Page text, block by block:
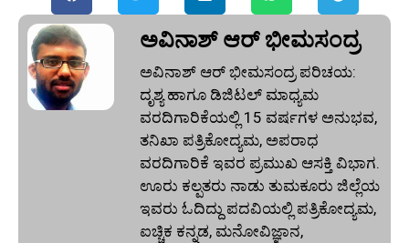
ಅವಿನಾಶ್‌ ಆರ್‌ ಭೀಮಸಂದ್ರ
ಅವಿನಾಶ್‌ ಆರ್‌ ಭೀಮಸಂದ್ರ ಪರಿಚಯ:
ದೃಶ್ಯ ಹಾಗೂ ಡಿಜಿಟಲ್ ಮಾಧ್ಯಮ
ವರದಿಗಾರಿಕೆಯಲ್ಲಿ 15 ವರ್ಷಗಳ ಅನುಭವ,
ತನಿಖಾ ಪತ್ರಿಕೋದ್ಯಮ, ಅಪರಾಧ
ವರದಿಗಾರಿಕೆ ಇವರ ಪ್ರಮುಖ ಆಸಕ್ತಿ ವಿಭಾಗ.
ಊರು ಕಲ್ಪತರು ನಾಡು ತುಮಕೂರು ಜಿಲ್ಲೆಯ
ಇವರು ಓದಿದ್ದು ಪದವಿಯಲ್ಲಿ ಪತ್ರಿಕೋದ್ಯಮ,
ಐಚ್ಚಿಕ ಕನ್ನಡ, ಮನೋವಿಜ್ಞಾನ,